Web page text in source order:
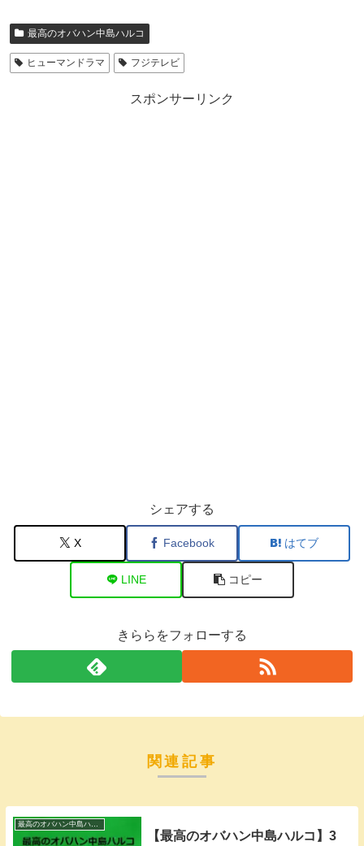
最高のオバハン中島ハルコ
ヒューマンドラマ フジテレビ
スポンサーリンク
シェアする
X Facebook はてブ
LINE コピー
きららをフォローする
関連記事
最高のオバハン中島ハルコ
【最高のオバハン中島ハルコ】3